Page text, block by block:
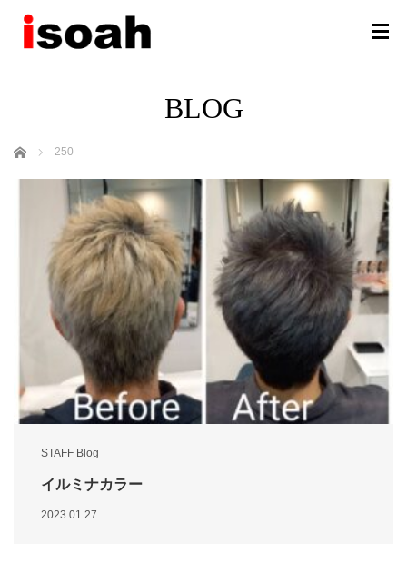
BLOG
ホーム 250
STAFF Blog
イルミナカラー
2023.01.27